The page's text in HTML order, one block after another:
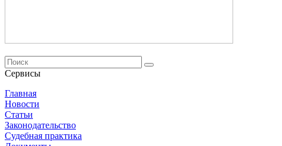
Сервисы
Главная
Новости
Cтатьи
Законодательство
Судебная практика